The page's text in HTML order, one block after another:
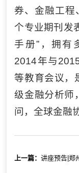
券、金融工程
个专业期刊发
手册”，拥有
2014年与
等教育会议，
级金融分析师
问，全球金融
上一篇：讲座预告|郑州大学商学院“创新突破年”系列学术活